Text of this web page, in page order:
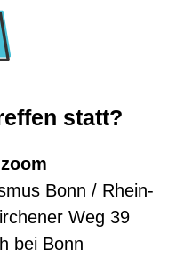
statt?
Bonn / Rhein-
Weg 39
bei Bonn